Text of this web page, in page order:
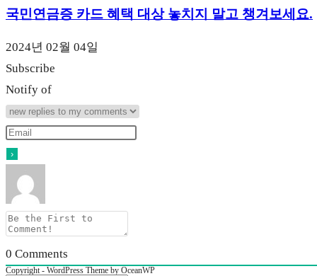
국민연금증 카드 혜택 대상 놓치지 말고 챙겨보세요.
2024년 02월 04일
Subscribe
Notify of
0 Comments
Copyright - WordPress Theme by OceanWP